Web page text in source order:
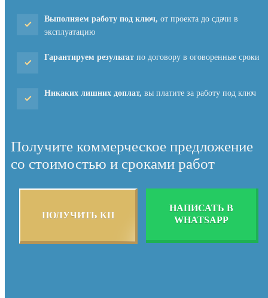
Выполняем работу под ключ, от проекта до сдачи в
эксплуатацию
Гарантируем результатпо договору в оговоренные сроки
Никаких лишних доплат, вы платите за работу под ключ
Получите коммерческое предложение
со стоимостью и сроками работ
ПОЛУЧИТЬ КП
НАПИСАТЬ В
WHATSAPP